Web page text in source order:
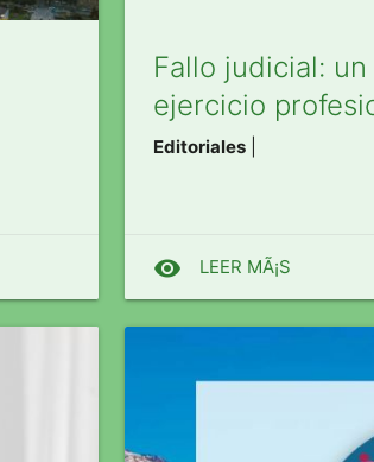
Fallo judicial:
ejercicio
Editoriales
visibility LEER MÃ¡S